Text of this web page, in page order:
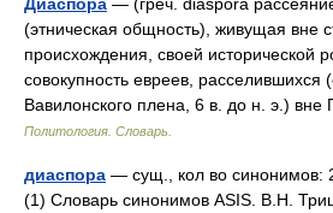
(этническая общность), живущая вне
происхождения, своей исторической
совокупность евреев, расселившихся
Вавилонского плена, 6 в. до н. э.)
Политология. Словарь.
диаспора — сущ., кол во синонимов:
(1) Словарь синонимов ASIS. В.Н.